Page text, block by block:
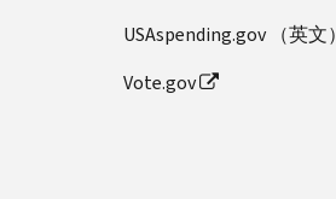
USAspending.gov （英文）
Vote.gov